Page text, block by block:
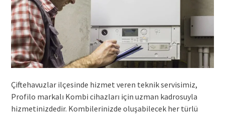
Çiftehavuzlar ilçesinde hizmet veren teknik servisimiz,
Profilo markalı Kombi cihazları için uzman kadrosuyla
hizmetinizdedir. Kombilerinizde oluşabilecek her türlü